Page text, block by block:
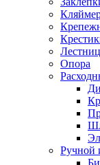
Опора
Ручной